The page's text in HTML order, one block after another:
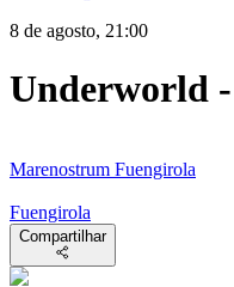
8 de agosto, 21:00
Underworld
Marenostrum Fuengirola
Fuengirola
Compartilhar